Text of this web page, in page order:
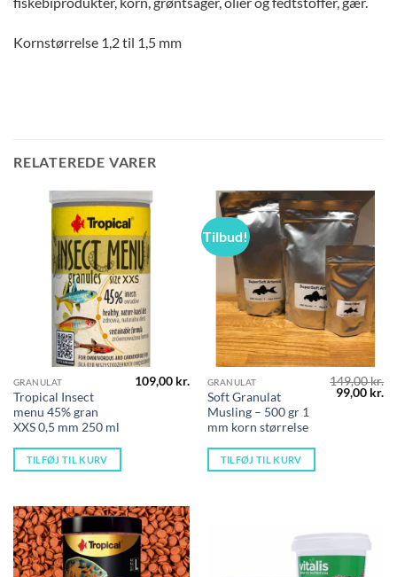
Kornstørrelse 1,2 til 1,5 mm
RELATEREDE VARER
GRANULAT
Tropical Insect
menu 45% gran
XXS 0,5 mm 250 ml
109,00 kr.
TILFØJ TIL KURV
Tilbud!
GRANULAT
Soft Granulat
Musling – 500 gr 1
mm korn størrelse
149,00kr.
Den
99,00 kr.
TILFØJ TIL KURV